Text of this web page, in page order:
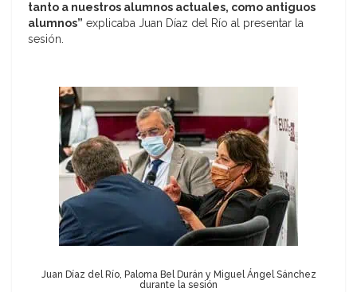
tanto a nuestros alumnos actuales, como antiguos
alumnos” explicaba Juan Díaz del Río al presentar la
sesión.
Juan Díaz del Río, Paloma Bel Durán y Miguel Ángel Sánchez
durante la sesión